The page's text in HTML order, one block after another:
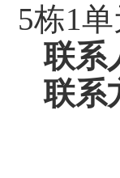
5栋1
联系
联系